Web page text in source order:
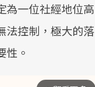
為一位社經地位高
法控制，極大的落
性。